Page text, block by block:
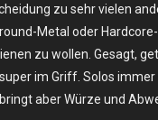
zu sehr vielen
Metal oder
zu wollen. Gesagt,
im Griff. Solos
aber Würze und